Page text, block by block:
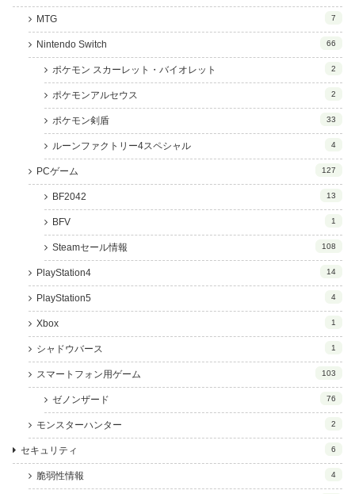
MTG 7
Nintendo Switch 66
ポケモン スカーレット・バイオレット 2
ポケモンアルセウス 2
ポケモン剣盾 33
ルーンファクトリー4スペシャル 4
PCゲーム 127
BF2042 13
BFV 1
Steamセール情報 108
PlayStation4 14
PlayStation5 4
Xbox 1
シャドウバース 1
スマートフォン用ゲーム 103
ゼノンザード 76
モンスターハンター 2
セキュリティ 6
脆弱性情報 4